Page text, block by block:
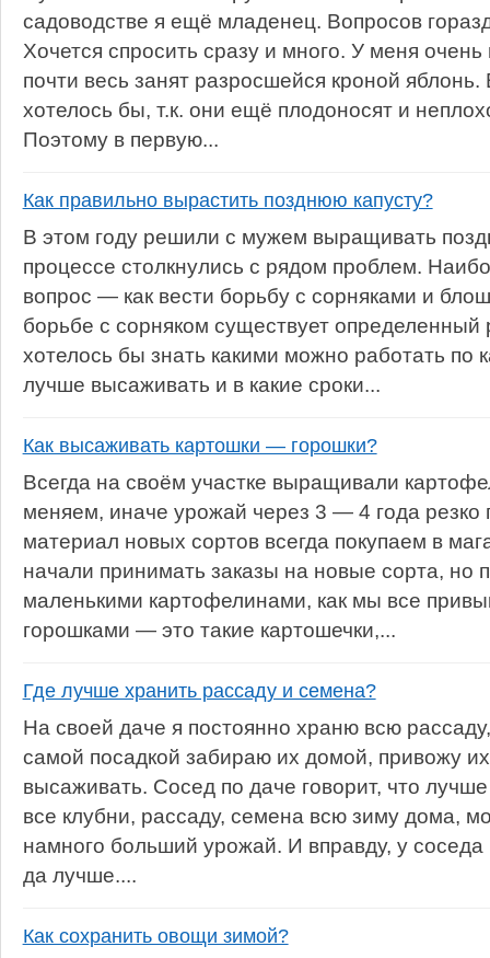
садоводстве я ещё младенец. Вопросов
Хочется спросить сразу и много. У меня очень
почти весь занят разросшейся кроной
хотелось бы, т.к. они ещё плодоносят и
Поэтому в первую...
Как правильно вырастить позднюю капусту?
В этом году решили с мужем выращивать
процессе столкнулись с рядом проблем.
вопрос — как вести борьбу с сорняками и
борьбе с сорняком существует определенный
хотелось бы знать какими можно работать по
лучше высаживать и в какие сроки...
Как высаживать картошки — горошки?
Всегда на своём участке выращивали
меняем, иначе урожай через 3 — 4 года резко
материал новых сортов всегда покупаем в
начали принимать заказы на новые сорта, но
маленькими картофелинами, как мы все
горошками — это такие картошечки,...
Где лучше хранить рассаду и семена?
На своей даче я постоянно храню всю
самой посадкой забираю их домой, привожу
высаживать. Сосед по даче говорит, что
все клубни, рассаду, семена всю зиму дома,
намного больший урожай. И вправду, у соседа
да лучше....
Как сохранить овощи зимой?